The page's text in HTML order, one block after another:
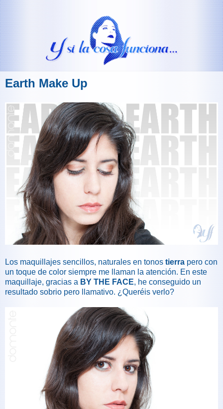
Earth Make Up
Los maquillajes sencillos, naturales en tonos tierra pero con
un toque de color siempre me llaman la atención. En este
maquillaje, gracias a BY THE FACE, he conseguido un
resultado sobrio pero llamativo. ¿Queréis verlo?